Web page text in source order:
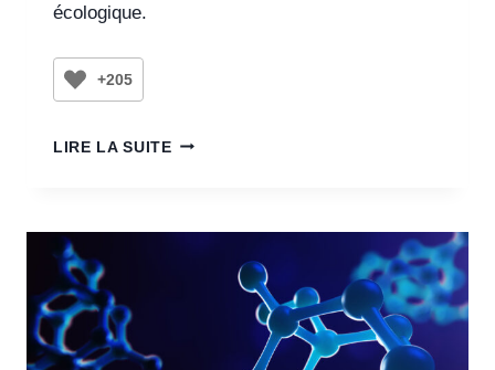
écologique.
+205
LIRE LA SUITE